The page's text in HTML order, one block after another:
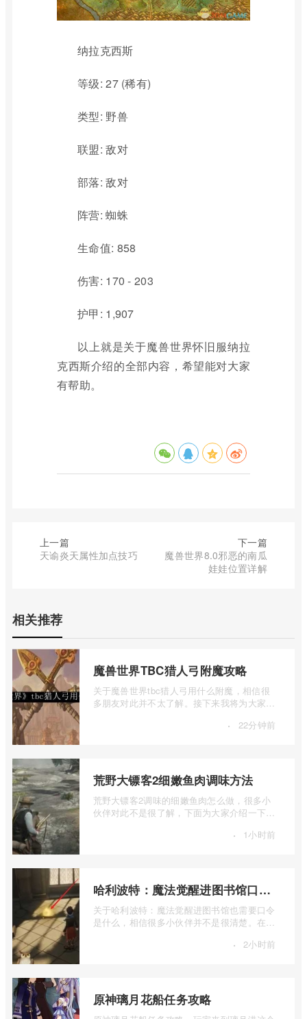
纳拉克西斯
等级: 27 (稀有)
类型: 野兽
联盟: 敌对
部落: 敌对
阵营: 蜘蛛
生命值: 858
伤害: 170 - 203
护甲: 1,907
以上就是关于魔兽世界怀旧服纳拉
克西斯介绍的全部内容，希望能对大家
有帮助。
上一篇
天谕炎天属性加点技巧
下一篇
魔兽世界8.0邪恶的南瓜
娃娃位置详解
相关推荐
魔兽世界TBC猎人弓附魔攻略
关于魔兽世界tbc猎人弓用什么附魔，相信很
多朋友对此并不太了解。接下来我将为大家详
· 22分钟前
荒野大镖客2细嫩鱼肉调味方法
荒野大镖客2调味的细嫩鱼肉怎么做，很多小
伙伴对此不是很了解，下面为大家介绍一下荒
· 1小时前
哈利波特：魔法觉醒进图书馆口令解析
关于哈利波特：魔法觉醒进图书馆也需要口令
是什么，相信很多小伙伴并不是很清楚。在接
· 2小时前
原神璃月花船任务攻略